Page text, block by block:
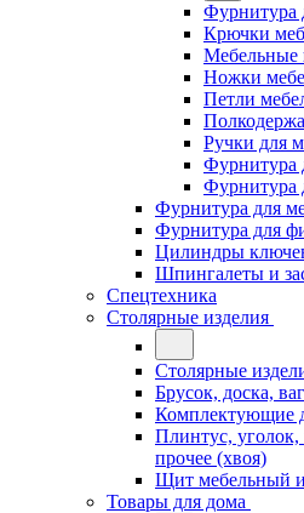
Фурнитура
Крючки
Мебельные
Ножки
Петли
Ручки для
Фурнитура
Фурнитура
Фурнитура для
Фурнитура для
Цилиндры
Шпингалеты и
Спецтехника
Столярные изделия
Столярные
Брусок, доска,
Комплектующие
Плинтус, уголок,
прочее (хвоя)
Щит мебельный
Товары для дома